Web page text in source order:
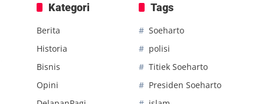
Kategori
Berita
Historia
Bisnis
Opini
Tags
Soeharto
polisi
Titiek Soeharto
Presiden Soeharto